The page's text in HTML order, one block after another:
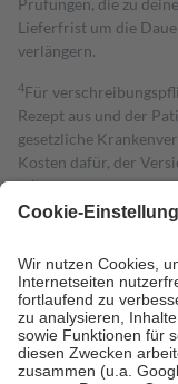
Prüfungen, die zu
Lieferfrist um die
verlängern.
4Für
Rezept aus und der
gesetzliche
Kosten dafür, der
mit.
Grundsätzlich leisten
höchstens zehn Euro.
Kosten der Leistung
Diese Regeln gelten
Bei Heilmitteln und
Zuzahlung zehn
Verordnung.